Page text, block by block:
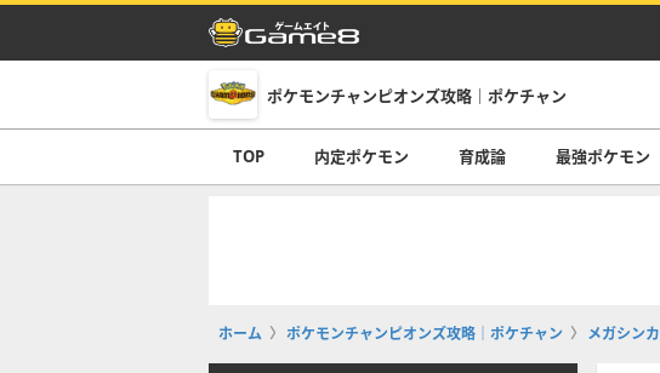
ポケモンチャンピオンズ攻略｜ポケチャン
TOP 内定ポケモン 育成論 最強ポケモン
ホーム ポケモンチャンピオンズ攻略｜ポケチャン メガシンカ